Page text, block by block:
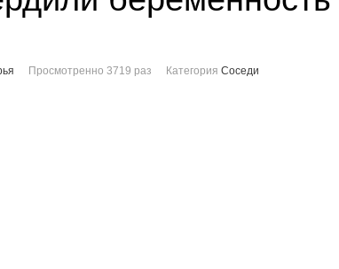
Просмотренно 3719 раз Категория Соседи